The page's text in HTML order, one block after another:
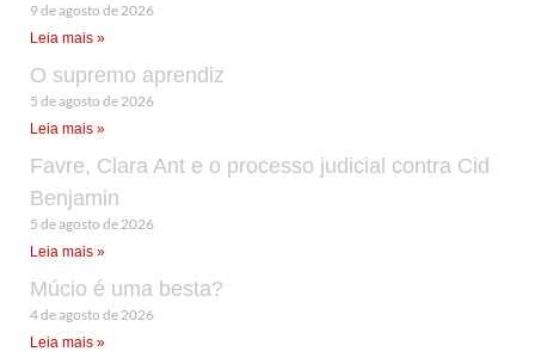
9 de agosto de 2026
Leia mais »
O supremo aprendiz
5 de agosto de 2026
Leia mais »
Favre, Clara Ant e o processo judicial contra Cid
Benjamin
5 de agosto de 2026
Leia mais »
Múcio é uma besta?
4 de agosto de 2026
Leia mais »